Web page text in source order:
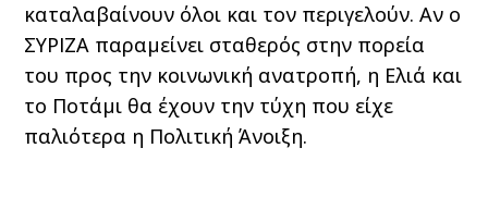
καταλαβαίνουν όλοι και τον περιγελούν. Αν ο
ΣΥΡΙΖΑ παραμείνει σταθερός στην πορεία
του προς την κοινωνική ανατροπή, η Ελιά και
το Ποτάμι θα έχουν την τύχη που είχε
παλιότερα η Πολιτική Άνοιξη.